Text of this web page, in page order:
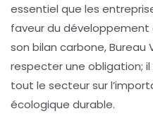
essentiel que les
faveur du développement
son bilan carbone, Bureau
respecter une obligation;
tout le secteur sur
écologique durable.